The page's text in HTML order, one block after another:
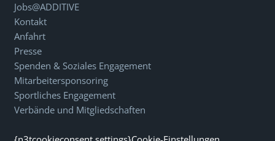
Jobs@ADDITIVE
Kontakt
Anfahrt
Presse
Spenden & Soziales Engagement
Mitarbeitersponsoring
Sportliches Engagement
Verbände und Mitgliedschaften